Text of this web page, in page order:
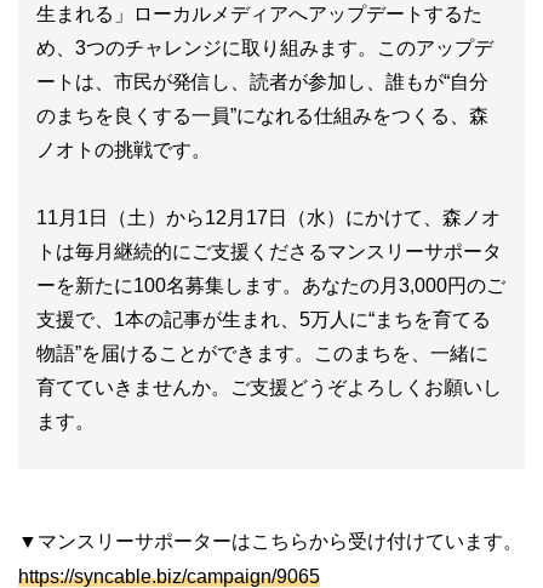
生まれる」ローカルメディアへアップデートするた
め、3つのチャレンジに取り組みます。このアップデ
ートは、市民が発信し、読者が参加し、誰もが“自分
のまちを良くする一員”になれる仕組みをつくる、森
ノオトの挑戦です。
11月1日（土）から12月17日（水）にかけて、森ノオ
トは毎月継続的にご支援くださるマンスリーサポータ
ーを新たに100名募集します。あなたの月3,000円のご
支援で、1本の記事が生まれ、5万人に“まちを育てる
物語”を届けることができます。このまちを、一緒に
育てていきませんか。ご支援どうぞよろしくお願いし
ます。
▼マンスリーサポーターはこちらから受け付けています。
https://syncable.biz/campaign/9065